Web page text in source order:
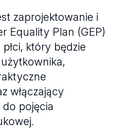
zaprojektowanie i
Equality Plan (GEP)
który będzie
włączający
do pojęcia